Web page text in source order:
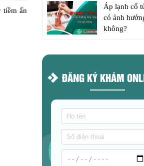
tiềm ẩn
Áp lạnh cổ
có ảnh
không?
ĐĂNG KÝ KHÁM